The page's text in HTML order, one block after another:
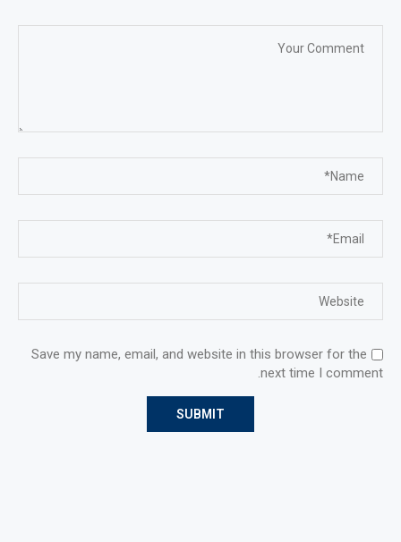
Save my name, email, and website in this browser for the
next time I comment.